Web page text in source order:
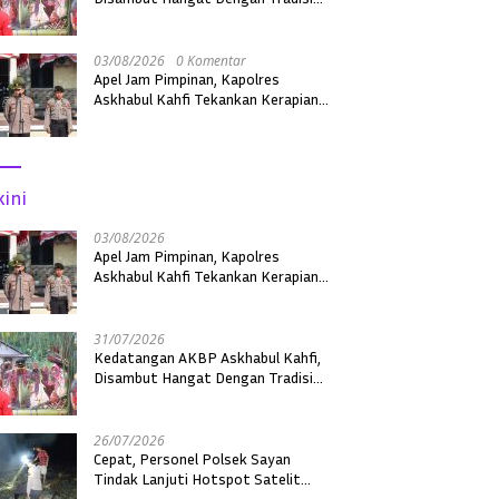
03/08/2026
0 Komentar
Apel Jam Pimpinan, Kapolres
Askhabul Kahfi Tekankan Kerapian
03/08/2026
Apel Jam Pimpinan, Kapolres
Askhabul Kahfi Tekankan Kerapian
31/07/2026
Kedatangan AKBP Askhabul Kahfi,
Disambut Hangat Dengan Tradisi
26/07/2026
Cepat, Personel Polsek Sayan
Tindak Lanjuti Hotspot Satelit